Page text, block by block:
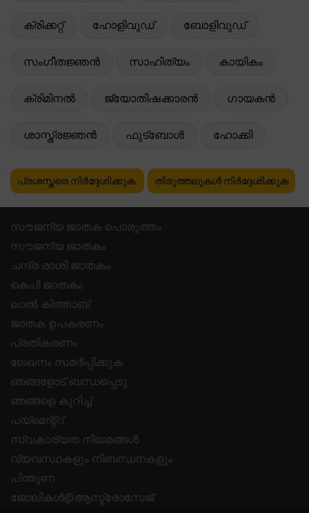
ക്രിക്കറ്റ് ഹോളിവുഡ് ബോളിവുഡ്
സംഗീതജ്ഞൻ സാഹിത്യം കായികം
ക്രിമിനൽ ജ്യോതിഷക്കാരൻ ഗായകൻ
ശാസ്ത്രജ്ഞൻ ഫുട്ബോൾ ഹോക്കി
പ്രശസ്തരെ നിർദ്ദേശിക്കുക തിരുത്തലുകൾ നിർദ്ദേശിക്കുക
സൗജന്യ ജാതക പൊരുത്തം
സൗജന്യ ജാതകം
ചന്ദ്ര രാശി ജാതകം
കെപി ജാതകം
ലാൽ കിത്താബ്
ജാതക ഉപകരണം
പ്രതികരണം
ലേഖനം സമർപ്പിക്കുക
ഞങ്ങളോട് ബന്ധപ്പെടു
ഞങ്ങളെ കുറിച്ച്
പയ്മെന്റ്റ്
സ്വകാര്യത നിയമങ്ങൾ
വ്യവസ്ഥകളും നിബന്ധനകളും
പിന്തുണ
ജോലികൾ@ആസ്ട്രോസേജ്